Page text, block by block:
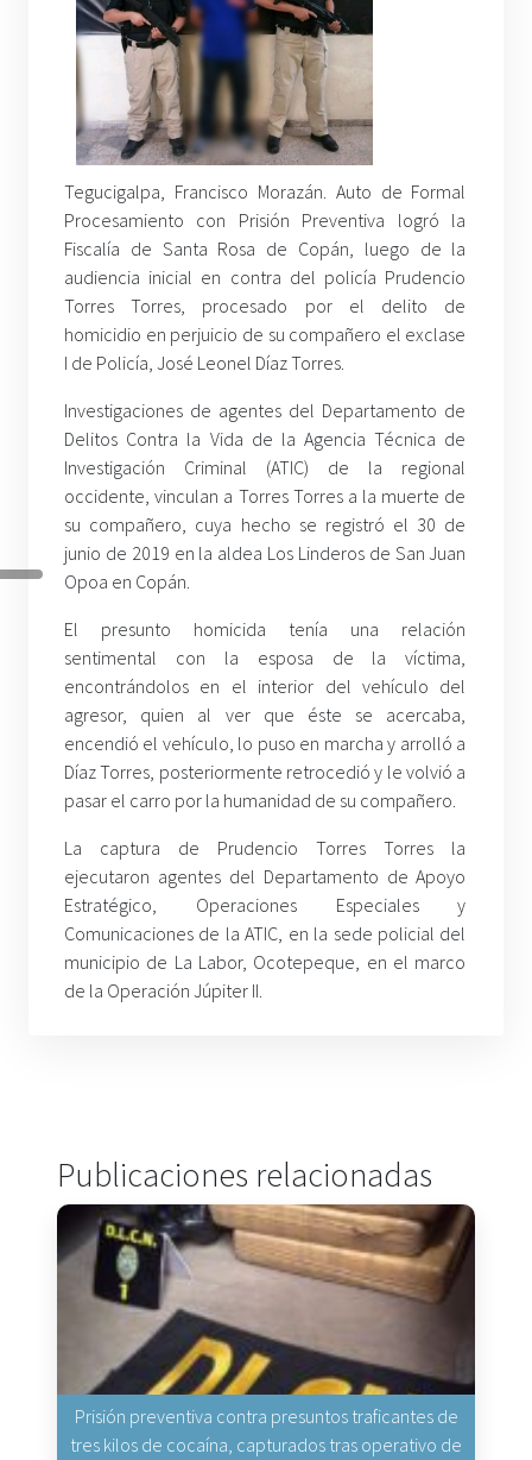
Tegucigalpa, Francisco Morazán. Auto de Formal
Procesamiento con Prisión Preventiva logró la
Fiscalía de Santa Rosa de Copán, luego de la
audiencia inicial en contra del policía Prudencio
Torres Torres, procesado por el delito de
homicidio en perjuicio de su compañero el exclase
I de Policía, José Leonel Díaz Torres.
Investigaciones de agentes del Departamento de
Delitos Contra la Vida de la Agencia Técnica de
Investigación Criminal (ATIC) de la regional
occidente, vinculan a Torres Torres a la muerte de
su compañero, cuya hecho se registró el 30 de
junio de 2019 en la aldea Los Linderos de San Juan
Opoa en Copán.
El presunto homicida tenía una relación
sentimental con la esposa de la víctima,
encontrándolos en el interior del vehículo del
agresor, quien al ver que éste se acercaba,
encendió el vehículo, lo puso en marcha y arrolló a
Díaz Torres, posteriormente retrocedió y le volvió a
pasar el carro por la humanidad de su compañero.
La captura de Prudencio Torres Torres la
ejecutaron agentes del Departamento de Apoyo
Estratégico, Operaciones Especiales y
Comunicaciones de la ATIC, en la sede policial del
municipio de La Labor, Ocotepeque, en el marco
de la Operación Júpiter II.
Publicaciones relacionadas
Prisión preventiva contra presuntos traficantes de
tres kilos de cocaína, capturados tras operativo de